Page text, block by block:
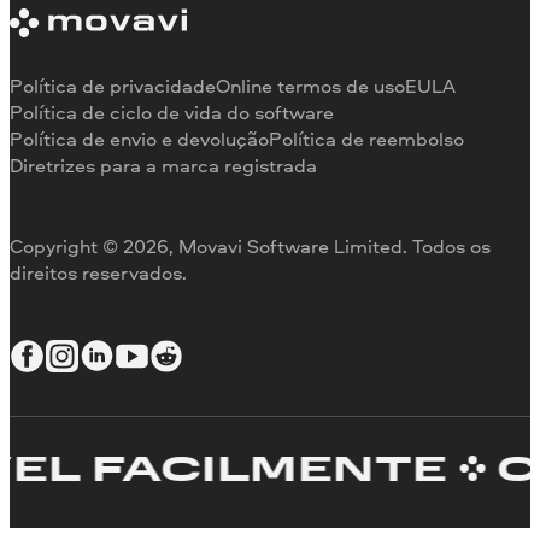
Limitações da versão de teste
Reembolso
Testemunhos
Por que nos escolher
Para o trabalho
Copyright © 2026, Movavi Software Limited. Todos os
direitos reservados.
Política de privacidadeOnline termos de usoEULA
Política de ciclo de vida do software
Política de envio e devoluçãoPolítica de reembolso
Diretrizes para a marca registrada
CRIE